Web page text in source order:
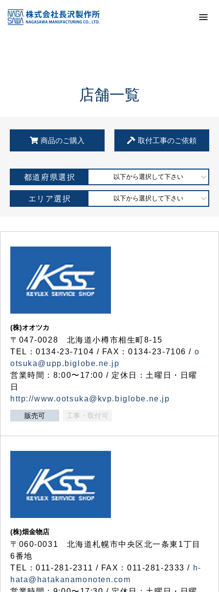
KSS加盟店・取扱店情報
店舗一覧
店舗一覧
商品のご購入 取付工事のご依頼
都道府県選択 以下から選択して下さい
エリア選択 以下から選択して下さい
(株)オオツカ
〒047-0028 北海道小樽市相生町8-15
TEL：0134-23-7104 / FAX：0134-23-7106 / o
otsuka@upp.biglobe.ne.jp
営業時間：8:00〜17:00 / 定休日：土曜日・日曜
日
http://www.ootsuka@kvp.biglobe.ne.jp
販売可 工事・取付可
(株)畑金物店
〒060-0031 北海道札幌市中央区北一条東1丁目
6番地
TEL：011-281-2311 / FAX：011-281-2333 / h-
hata@hatakanamonoten.com